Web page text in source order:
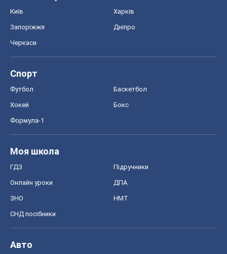
Київ Харків
Запоріжжя Дніпро
Черкаси
Спорт
Футбол Баскетбол
Хокей Бокс
Формула-1
Моя школа
ГДЗ Підручники
Онлайн уроки ДПА
ЗНО НМТ
СНД посібники
Авто